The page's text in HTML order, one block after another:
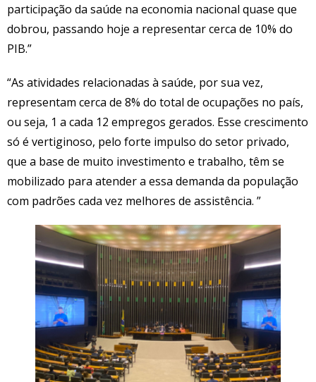
participação da saúde na economia nacional quase que
dobrou, passando hoje a representar cerca de 10% do
PIB.”
“As atividades relacionadas à saúde, por sua vez,
representam cerca de 8% do total de ocupações no país,
ou seja, 1 a cada 12 empregos gerados. Esse crescimento
só é vertiginoso, pelo forte impulso do setor privado,
que a base de muito investimento e trabalho, têm se
mobilizado para atender a essa demanda da população
com padrões cada vez melhores de assistência. ”